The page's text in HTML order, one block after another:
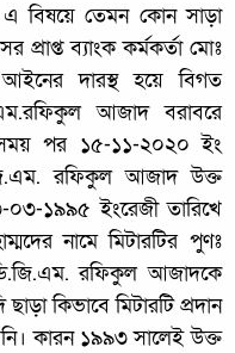
বিষয়ে তেমন কোন সাড়া
ব্যাংক কর্মকর্তা মোঃ
আইনের দারস্থ হয়ে বিগত
আজাদ বরাবরে
সময় পর ১৫-১১-২০২০ ইং
রফিকুল আজাদ উক্ত
১৯৯৫ ইংরেজী তারিখে
নামে মিটারটির পুণঃ
রফিকুল আজাদকে
কিভাবে মিটারটি প্রদান
কারন ১৯৯৩ সালেই উক্ত